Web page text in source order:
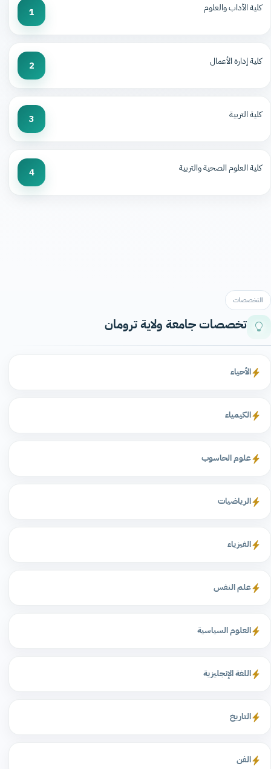
كلية الآداب والعلوم 1
كلية إدارة الأعمال 2
كلية التربية 3
كلية العلوم الصحية والتربية 4
التخصصات
تخصصات جامعة ولاية ترومان
الأحياء
الكيمياء
علوم الحاسوب
الرياضيات
الفيزياء
علم النفس
العلوم السياسية
اللغة الإنجليزية
التاريخ
الفن